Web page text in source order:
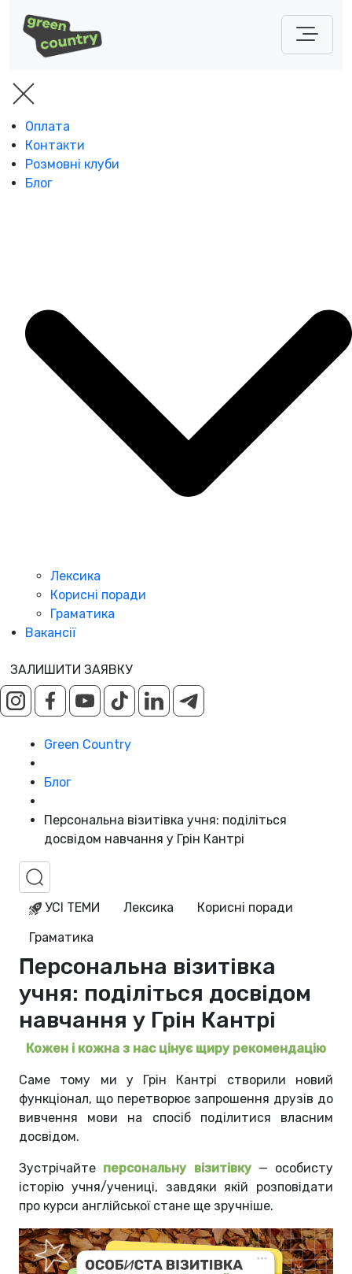
Оплата
Контакти
Розмовні клуби
Блог
Лексика
Корисні поради
Граматика
Вакансії
ЗАЛИШИТИ ЗАЯВКУ
Green Country
Блог
Персональна візитівка учня: поділіться
досвідом навчання у Грін Кантрі
УСІ ТЕМИ Лексика
Корисні поради
Граматика
Персональна візитівка
учня: поділіться досвідом
навчання у Грін Кантрі
Кожен і кожна з нас цінує щиру рекомендацію
Саме тому ми у Грін Кантрі створили новий
функціонал, що перетворює запрошення друзів до
вивчення мови на спосіб поділитися власним
досвідом.
Зустрічайте персональну візитівку— особисту
історію учня/учениці, завдяки якій розповідати
про курси англійської стане ще зручніше.